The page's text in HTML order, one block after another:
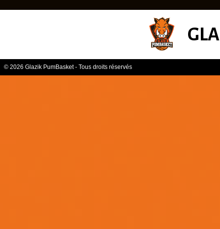
© 2026 Glazik PumBasket - Tous droits réservés